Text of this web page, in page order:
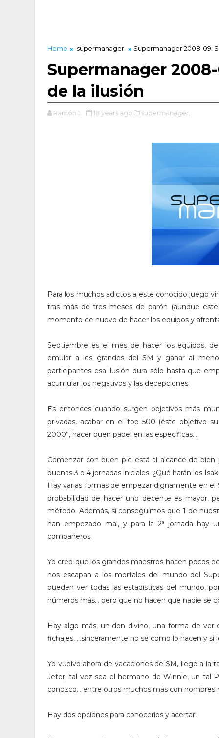
Home supermanager Supermanager 2008-09:
Supermanager
de la ilusión
Ramón J. 18 years ago supermanager,
Para los muchos adictos a este conocido juego
tras más de tres meses de parón (aunque
momento de nuevo de hacer los equipos y
Septiembre es el mes de hacer los equipos,
emular a los grandes del SM y ganar al
participantes esa ilusión dura sólo hasta que
acumular los negativos y las decepciones.
Es entonces cuando surgen objetivos más
privadas, acabar en el top 500 (éste objetivo
2000”, hacer buen papel en las específicas…
Comenzar con buen pie está al alcance de
buenas 3 o 4 jornadas iniciales. ¿Qué harán los
Hay varias formas de empezar dignamente en
probabilidad de hacer uno decente es mayor,
método. Además, si conseguimos que 1 de
han empezado mal, y para la 2ª jornada hay
compañeros.
Yo creo que los grandes maestros hacen pocos
nos escapan a los mortales del mundo del
pueden ver todas las estadísticas del mundo,
números más… pero que no hacen que nadie se
Hay algo más, un don divino, una forma de
fichajes, …sinceramente no sé cómo lo hacen y si
Yo vuelvo ahora de vacaciones de SM, llego a
Jeter, tal vez sea el hermano de Winnie, un tal
conozco… entre otros muchos más con nombres
Hay dos opciones para conocerlos y acertar: